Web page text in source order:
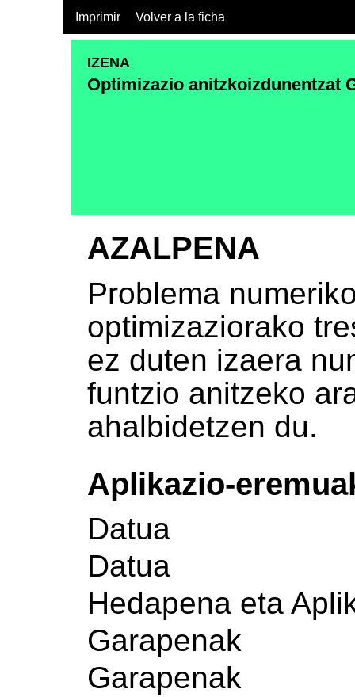
Imprimir Volver a la ficha
IZENA
Optimizazio anitzkoizdunentzat
AZALPENA
Problema
optimizaziorako
ez duten izaera
funtzio anitzeko
ahalbidetzen du.
Aplikazio-
Datua
Datua
Hedapena eta
Garapenak
Garapenak